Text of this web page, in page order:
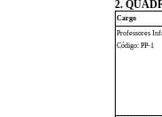
2.
Cargo
Professores
Código: PP-1